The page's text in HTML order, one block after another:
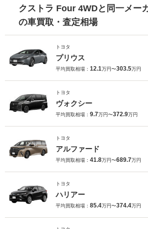
クストラ Four 4WDと同一メー
の車買取・査定相場
トヨタ
プリウス
平均買取相場： 12.1万円〜303.5万円
トヨタ
ヴォクシー
平均買取相場： 9.7万円〜372.9万円
トヨタ
アルファード
平均買取相場： 41.8万円〜689.7万円
トヨタ
ハリアー
平均買取相場： 85.4万円〜374.4万円